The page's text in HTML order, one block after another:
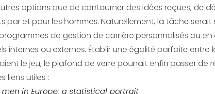
options que de contourner des idées reçues, de
par et pour les hommes. Naturellement, la tâche
de gestion de carrière personnalisés ou
internes ou externes. Établir une égalité parfaite entre
le jeu, le plafond de verre pourrait enfin passer de
liens utiles :
in Europe: a statistical portrait